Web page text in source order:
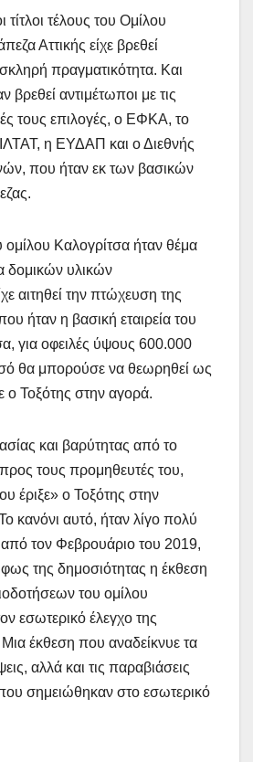
τίτλοι τέλους του Ομίλου
Αττικής είχε βρεθεί
πραγματικότητα. Και
βρεθεί αντιμέτωποι με τις
τους επιλογές, ο ΕΦΚΑ, το
η ΕΥΔΑΠ και ο Διεθνής
που ήταν εκ των βασικών
Καλογρίτσα ήταν θέμα
δομικών υλικών
αιτηθεί την πτώχευση της
ήταν η βασική εταιρεία του
για οφειλές ύψους 600.000
θα μπορούσε να θεωρηθεί ως
ο Τοξότης στην αγορά.
και βαρύτητας από το
τους προμηθευτές του,
έριξε» ο Τοξότης στην
κανόνι αυτό, ήταν λίγο πολύ
τον Φεβρουάριο του 2019,
φως της δημοσιότητας η έκθεση
του ομίλου
εσωτερικό έλεγχο της
Μια έκθεση που αναδείκνυε τα
αλλά και τις παραβιάσεις
σημειώθηκαν στο εσωτερικό